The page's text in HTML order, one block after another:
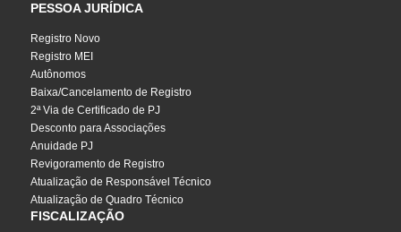
PESSOA JURÍDICA
Registro Novo
Registro MEI
Autônomos
Baixa/Cancelamento de Registro
2ª Via de Certificado de PJ
Desconto para Associações
Anuidade PJ
Revigoramento de Registro
Atualização de Responsável Técnico
Atualização de Quadro Técnico
FISCALIZAÇÃO